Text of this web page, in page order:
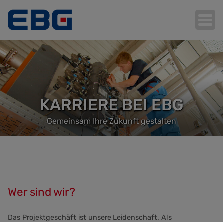
Hauptnavigation
KARRIERE BEI EBG
Gemeinsam Ihre Zukunft gestalten
Wer sind wir?
Das Projektgeschäft ist unsere Leidenschaft. Als